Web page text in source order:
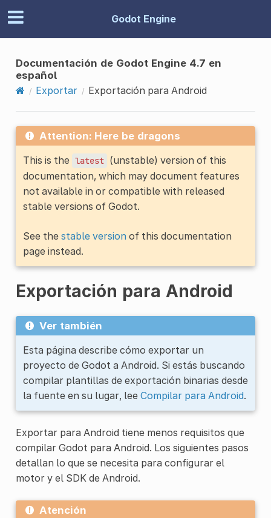
Godot Engine
Documentación de Godot Engine 4.7 en
español
Exportar
Exportación para Android
Attention: Here be dragons
This is the latest (unstable) version of this
documentation, which may document features
not available in or compatible with released
stable versions of Godot.
See the stable versionof this documentation
page instead.
Exportación para Android
Ver también
Esta página describe cómo exportar un
proyecto de Godot a Android. Si estás buscando
compilar plantillas de exportación binarias desde
la fuente en su lugar, lee Compilar para Android.
Exportar para Android tiene menos requisitos que
compilar Godot para Android. Los siguientes pasos
detallan lo que se necesita para configurar el
motor y el SDK de Android.
Atención